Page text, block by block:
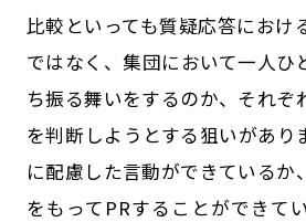
比較といっても質疑応答におけ
ではなく、集団において一人ひ
ち振る舞いをするのか、それぞ
を判断しようとする狙いがあり
に配慮した言動ができているか
をもってPRすることができて